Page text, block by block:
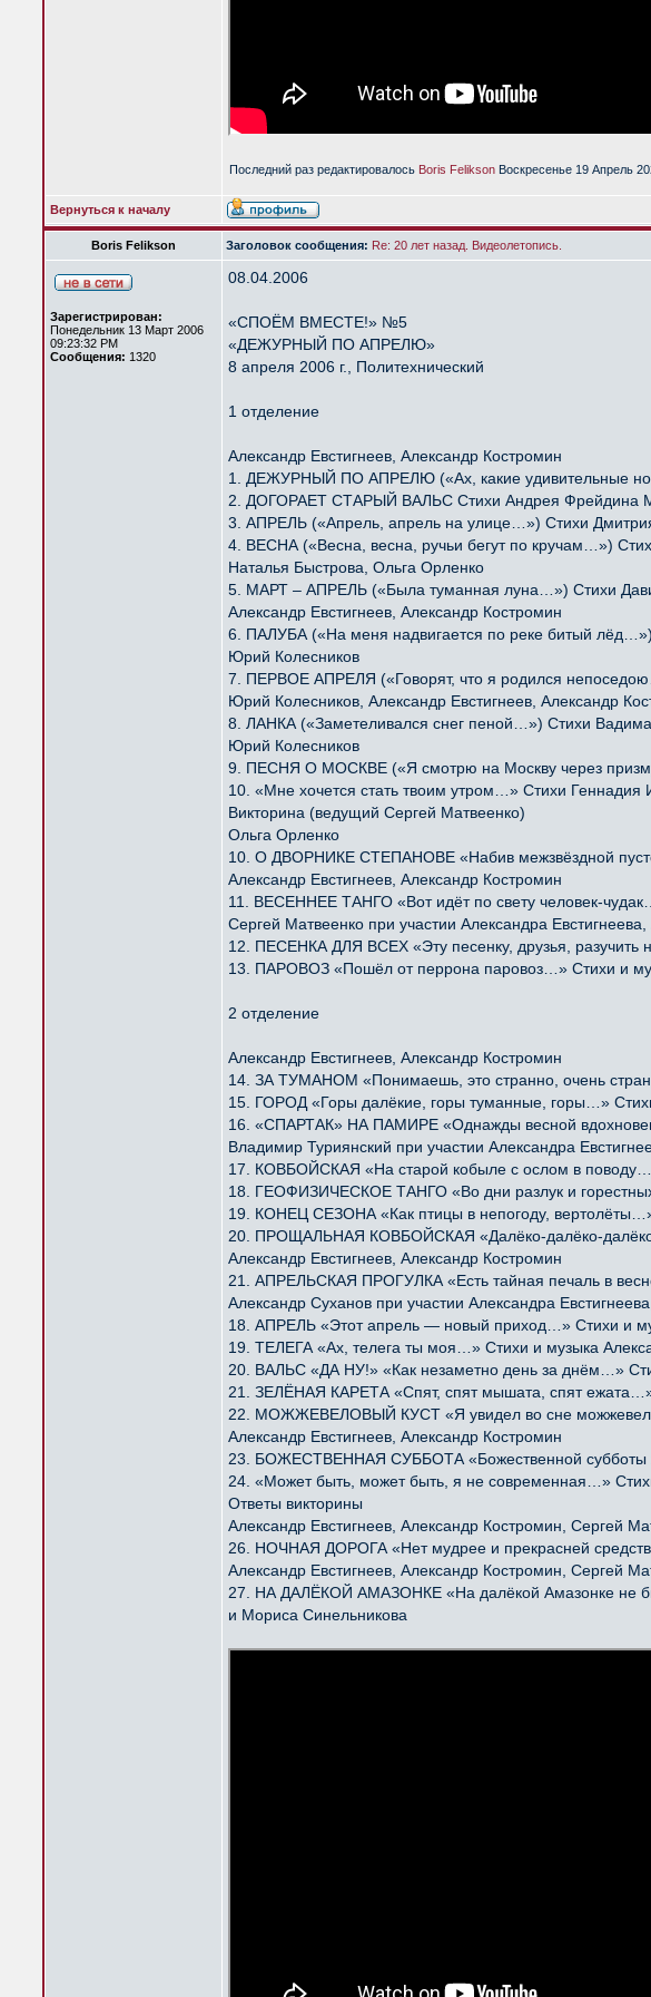
Последний раз редактировалось Boris Felikson Воскресенье 19 Апрель
Вернуться к началу
Boris Felikson Заголовок сообщения: Re: 20 лет назад. Видеолетопись.
Зарегистрирован:
Понедельник 13 Март 2006
09:23:32 PM
Сообщения: 1320
08.04.2006
«СПОЁМ ВМЕСТЕ!» №5
«ДЕЖУРНЫЙ ПО АПРЕЛЮ»
8 апреля 2006 г., Политехнический
1 отделение
Александр Евстигнеев, Александр Костромин
1. ДЕЖУРНЫЙ ПО АПРЕЛЮ («Ах, какие удивительные
2. ДОГОРАЕТ СТАРЫЙ ВАЛЬС Стихи Андрея Фрейдина
3. АПРЕЛЬ («Апрель, апрель на улице…») Стихи
4. ВЕСНА («Весна, весна, ручьи бегут по кручам…»)
Наталья Быстрова, Ольга Орленко
5. МАРТ – АПРЕЛЬ («Была туманная луна…») Стихи
Александр Евстигнеев, Александр Костромин
6. ПАЛУБА («На меня надвигается по реке битый
Юрий Колесников
7. ПЕРВОЕ АПРЕЛЯ («Говорят, что я родился
Юрий Колесников, Александр Евстигнеев, Александр
8. ЛАНКА («Заметеливался снег пеной…») Стихи
Юрий Колесников
9. ПЕСНЯ О МОСКВЕ («Я смотрю на Москву через
10. «Мне хочется стать твоим утром…» Стихи
Викторина (ведущий Сергей Матвеенко)
Ольга Орленко
10. О ДВОРНИКЕ СТЕПАНОВЕ «Набив межзвёздной
Александр Евстигнеев, Александр Костромин
11. ВЕСЕННЕЕ ТАНГО «Вот идёт по свету человек-
Сергей Матвеенко при участии Александра
12. ПЕСЕНКА ДЛЯ ВСЕХ «Эту песенку, друзья,
13. ПАРОВОЗ «Пошёл от перрона паровоз…» Стихи и
2 отделение
Александр Евстигнеев, Александр Костромин
14. ЗА ТУМАНОМ «Понимаешь, это странно, очень
15. ГОРОД «Горы далёкие, горы туманные, горы…»
16. «СПАРТАК» НА ПАМИРЕ «Однажды весной
Владимир Туриянский при участии Александра
17. КОВБОЙСКАЯ «На старой кобыле с ослом в
18. ГЕОФИЗИЧЕСКОЕ ТАНГО «Во дни разлук и
19. КОНЕЦ СЕЗОНА «Как птицы в непогоду,
20. ПРОЩАЛЬНАЯ КОВБОЙСКАЯ «Далёко-далёко-далёко,
Александр Евстигнеев, Александр Костромин
21. АПРЕЛЬСКАЯ ПРОГУЛКА «Есть тайная печаль в
Александр Суханов при участии Александра
18. АПРЕЛЬ «Этот апрель — новый приход…» Стихи и
19. ТЕЛЕГА «Ах, телега ты моя…» Стихи и музыка
20. ВАЛЬС «ДА НУ!» «Как незаметно день за днём…»
21. ЗЕЛЁНАЯ КАРЕТА «Спят, спят мышата, спят
22. МОЖЖЕВЕЛОВЫЙ КУСТ «Я увидел во сне
Александр Евстигнеев, Александр Костромин
23. БОЖЕСТВЕННАЯ СУББОТА «Божественной субботы
24. «Может быть, может быть, я не современная…»
Ответы викторины
Александр Евстигнеев, Александр Костромин, Сергей
26. НОЧНАЯ ДОРОГА «Нет мудрее и прекрасней
Александр Евстигнеев, Александр Костромин, Сергей
27. НА ДАЛЁКОЙ АМАЗОНКЕ «На далёкой Амазонке не
и Мориса Синельникова